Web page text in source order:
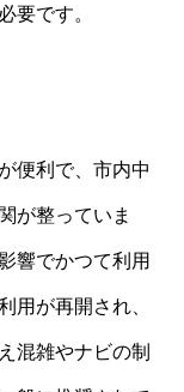
要です。
便利で、市内中
が整っていま
響でかつて利用
用が再開され、
混雑やナビの制